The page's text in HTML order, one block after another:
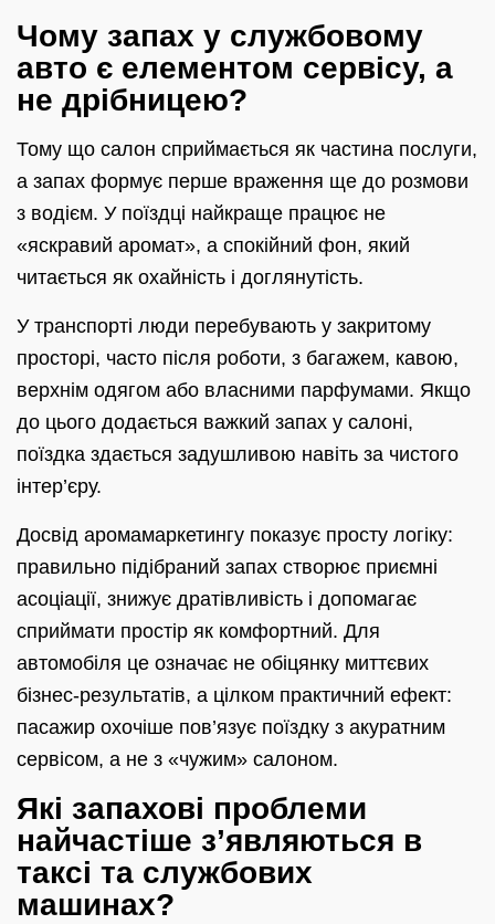
Чому запах у службовому
авто є елементом сервісу, а
не дрібницею?
Тому що салон сприймається як частина послуги,
а запах формує перше враження ще до розмови
з водієм. У поїздці найкраще працює не
«яскравий аромат», а спокійний фон, який
читається як охайність і доглянутість.
У транспорті люди перебувають у закритому
просторі, часто після роботи, з багажем, кавою,
верхнім одягом або власними парфумами. Якщо
до цього додається важкий запах у салоні,
поїздка здається задушливою навіть за чистого
інтер’єру.
Досвід аромамаркетингу показує просту логіку:
правильно підібраний запах створює приємні
асоціації, знижує дратівливість і допомагає
сприймати простір як комфортний. Для
автомобіля це означає не обіцянку миттєвих
бізнес-результатів, а цілком практичний ефект:
пасажир охочіше пов’язує поїздку з акуратним
сервісом, а не з «чужим» салоном.
Які запахові проблеми
найчастіше з’являються в
таксі та службових
машинах?